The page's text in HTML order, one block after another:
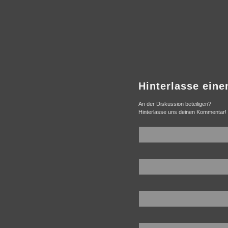
Hinterlasse
An der Diskussion beteiligen?
Hinterlasse uns deinen Kommentar!